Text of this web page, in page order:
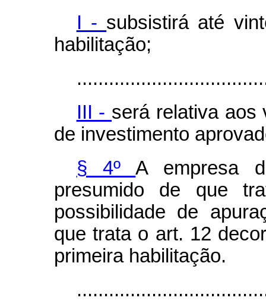
I - subsistirá até
habilitação;
III - será relativa aos
de investimento
§ 4ºA empresa
presumido de que
possibilidade de
que trata o art. 12
primeira habilitação.